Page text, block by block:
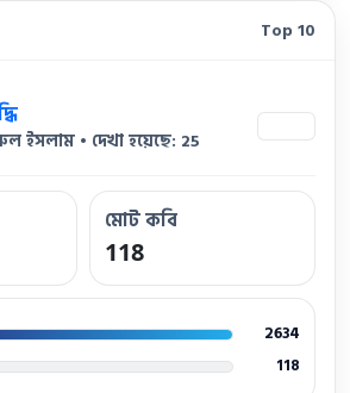
Top 10
ইসলাম • দেখা হয়েছে: 25
মোট কবি
118
2634
118